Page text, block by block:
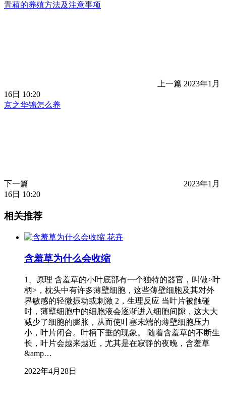
青葙的养殖方法及注意事项
上一篇 2023年1月
16日 10:20
京之华锦怎么养
下一篇
2023年1月
16日 10:20
相关推荐
花卉
含羞草为什么会收缩
1、原理 含羞草的小叶底部有一个独特的器官，叫做>叶
柄>，枕头中有许多薄壁细胞，这些薄壁细胞及其对外
界敏感的轻微振动或刺激 2，生理反应 当叶片被触碰
时，薄壁细胞中的细胞液会逐渐进入细胞间隙，这大大
减少了细胞的膨胀，从而使叶塞末端的薄壁细胞压力
小，叶片闭合。叶柄下垂的现象。 随着含羞草的不断生
长，叶片会越来越近，尤其是在寂静的夜晚，含羞草
&amp…
2022年4月28日